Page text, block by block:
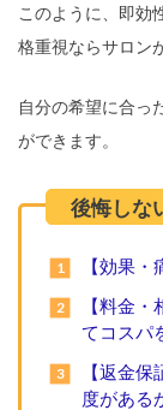
このように、即効
格重視ならサロン
自分の希望に合っ
ができます。
【効果
【料金
てコスパ
【返金
度がある